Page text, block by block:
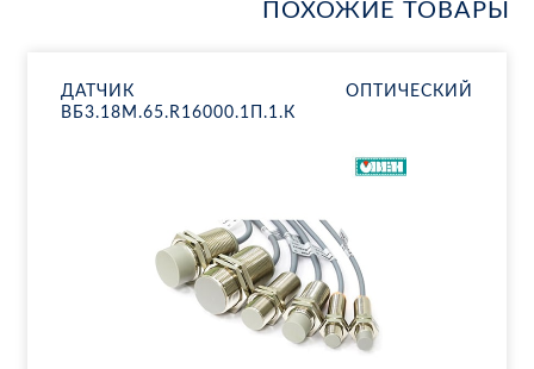
ПОХОЖИЕ ТОВАРЫ
ДАТ­ЧИК ОП­ТИ­ЧЕ­СКИЙ
ВБ3.18М.65.R16000.1П.1.К